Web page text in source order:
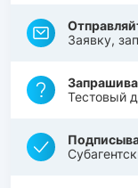
Заявку,
Тестовый